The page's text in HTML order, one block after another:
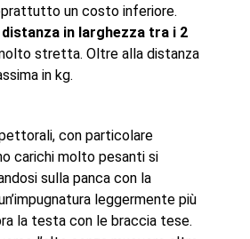
un costo inferiore.
distanza in larghezza tra i 2
stretta. Oltre alla distanza
in kg.
con particolare
carichi molto pesanti si
sulla panca con la
leggermente più
la testa con le braccia tese.